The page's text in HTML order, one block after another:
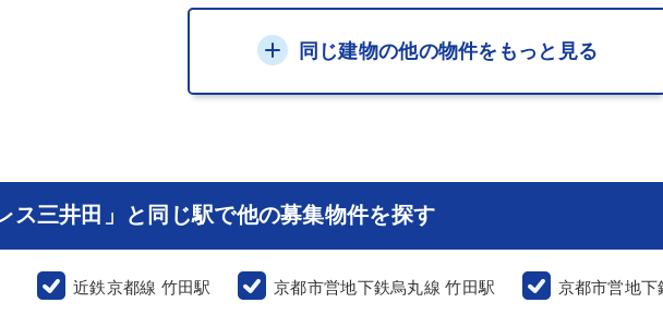
同じ建物の他の物件をもっと見る
ス三井田」と同じ駅で他の募集物件を探す
近鉄京都線 竹田駅 京都市営地下鉄烏丸線 竹田駅 京都市営地下